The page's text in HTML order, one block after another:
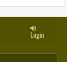
Login